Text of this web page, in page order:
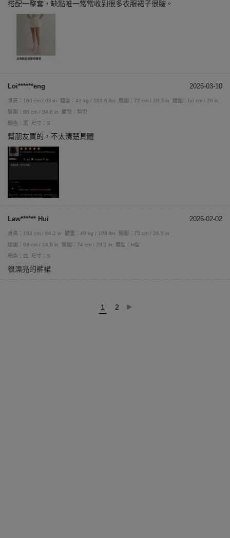
搭配一整套，缺點唯一常常收到很多衣服裙子很皺。
Loi******eng 2026-03-10
身高：160 cm / 63 in 體重：47 kg / 103.6 lbs 胸圍：72 cm / 28.3 in
腰圍：66 cm / 26 in
臀圍：88 cm / 34.6 in
體型：梨型
顏色：黑
尺寸：S
幫朋友買的，不太清楚具體
Law****** Hui 2026-02-02
身高：163 cm / 64.2 in 體重：49 kg / 108 lbs
胸圍：75 cm / 29.5 in
腰圍：63 cm / 24.8 in
臀圍：74 cm / 29.1 in
體型：H型
顏色：白
尺寸：S
很漂亮的裤裙
1 2